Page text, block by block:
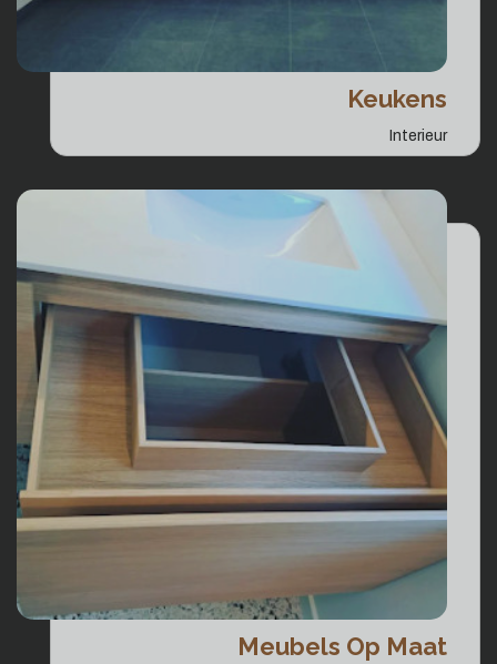
Keukens
Interieur
Meubels Op Maat